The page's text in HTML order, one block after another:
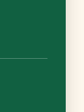
miasta